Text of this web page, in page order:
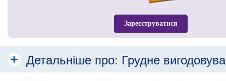
Зареєструватися
Детальніше про: Грудне